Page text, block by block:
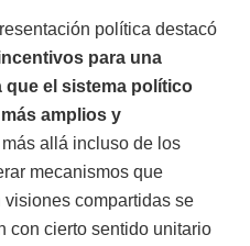
política destacó
para una
el sistema político
amplios y
más allá incluso de los
mecanismos que
compartidas se
con cierto sentido unitario